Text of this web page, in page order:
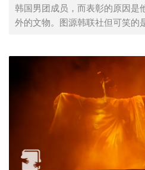
韩国男团成员，而表彰的原因是
外的文物。图源韩联社但可笑的